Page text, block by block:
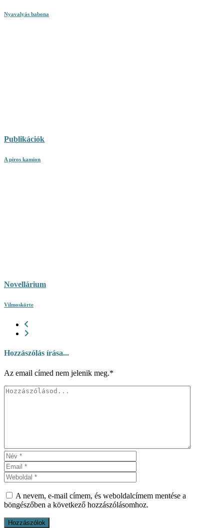
Nyavalyás babona
Publikációk
A piros kamion
Novellárium
Vilmoskörte
Hozzászólás írása...
Az email címed nem jelenik meg.*
A nevem, e-mail címem, és weboldalcímem mentése a
böngészőben a következő hozzászólásomhoz.